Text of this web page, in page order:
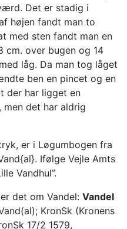
Det er stadig i
højen fandt man to
med sten fandt man en
cm. over bugen og 14
låg. Da man tog låget
ben en pincet og en
der har ligget en
men det har aldrig
er i Løgumbogen fra
Ifølge Vejle Amts
Vandhul”.
det om Vandel: Vandel
KronSk (Kronens
17/2 1579,